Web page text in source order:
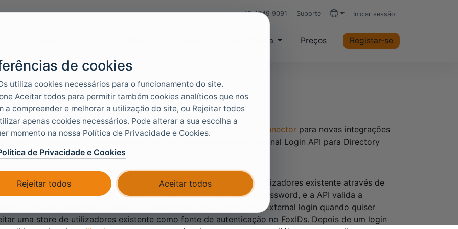
+45 4949 9091 Suporte IdiomasIniciar sessão
Plataforma Preços Registar-se
Login - API
Login - API é obsoleto e será descontinuado. Use Directory Connector para novas integrações
diretórios externos e planeie mover integrações existentes de External Login API para Directory
sempre que possível.
login pode autenticar utilizadores numa base de dados de utilizadores existente através de
API. Implementa a API; o FoxIDs chama-a com username e password, e a API valida a
e devolve sucesso ou falha. Use um método de autenticação External login quando quiser
uma store de utilizadores existente como fonte de autenticação no FoxIDs. Depois de um login
de cookies
utiliza cookies necessários para o funcionamento do site.
Aceitar todos para permitir também cookies analíticos que nos
a compreender e melhorar a utilização do site, ou Rejeitar todos
apenas cookies necessários. Pode alterar a sua escolha a
momento na nossa Política de Privacidade e Cookies.
de Privacidade e Cookies
Rejeitar todos Aceitar todos